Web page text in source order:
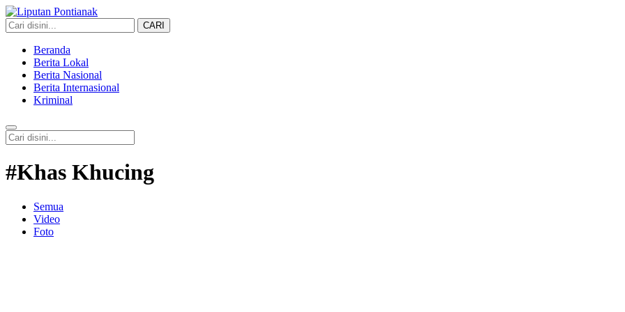
Liputan Pontianak
Berita Terkini dan TerUpdate
CARI
Beranda
Berita Lokal
Berita Nasional
Berita Internasional
Kriminal
#Khas Khucing
Semua
Video
Foto